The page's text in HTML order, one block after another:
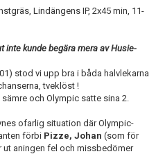
Lindängens IP, 2x45 min, 11-
inte kunde begära mera av Husie-
stod vi upp bra i båda halvlekarna
tveklöst !
och Olympic satte sina 2.
ofarlig situation där Olympic-
förbi Pizze, Johan (som för
aningen fel och missbedömer